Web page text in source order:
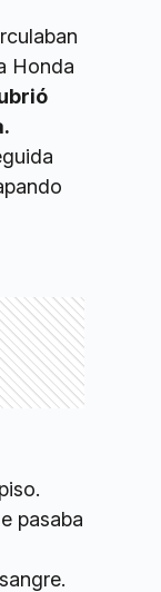
Honda
pasaba